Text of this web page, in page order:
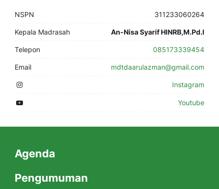
NSPN 311233060264
Kepala Madrasah An-Nisa Syarif HINRB,M.Pd.I
Telepon 085173339454
Email mdtdaarulazman@gmail.com
Instagram
Youtube
Agenda
Pengumuman